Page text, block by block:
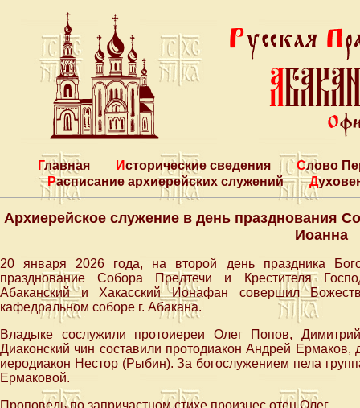
Главная Исторические сведения
Слово
Расписание архиерейских служений
Архиерейское служение в день празднования
Иоанна
20 января 2026 года, на второй день праздника
празднование Собора Предтечи и Крестителя
Абаканский и Хакасский Ионафан совершил
кафедральном соборе г. Абакана.
Владыке сослужили протоиереи Олег Попов,
Диаконский чин составили протодиакон Андрей
иеродиакон Нестор (Рыбин). За богослужением пела
Ермаковой.
Проповедь по запричастном стихе произнес отец Олег.